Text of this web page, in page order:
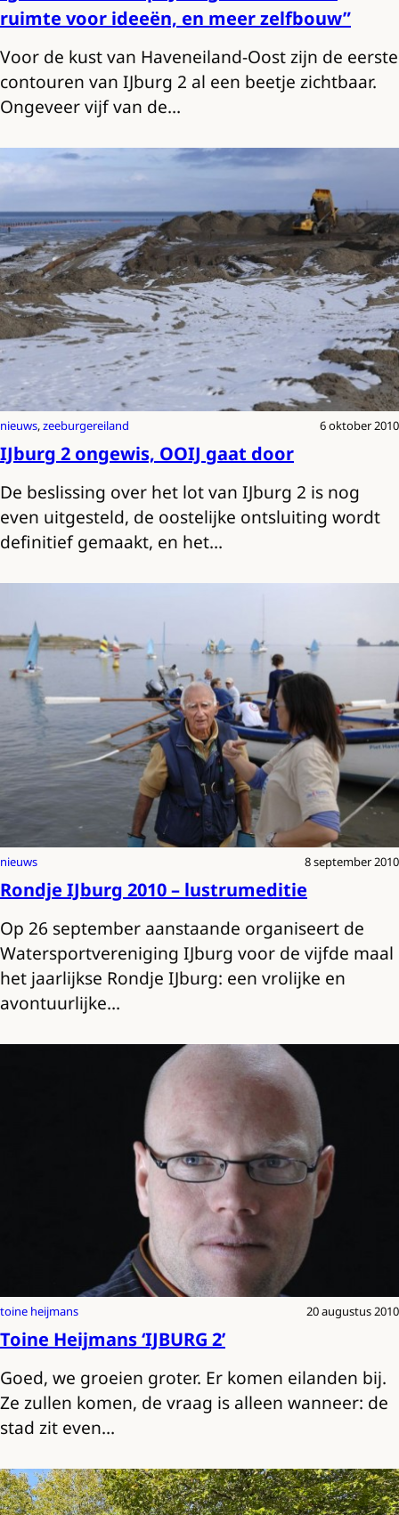
ruimte voor ideeën, en meer zelfbouw”
Voor de kust van Haveneiland-Oost zijn de eerste
contouren van IJburg 2 al een beetje zichtbaar.
Ongeveer vijf van de…
nieuws, zeeburgereiland 6 oktober 2010
IJburg 2 ongewis, OOIJ gaat door
De beslissing over het lot van IJburg 2 is nog
even uitgesteld, de oostelijke ontsluiting wordt
definitief gemaakt, en het…
nieuws 8 september 2010
Rondje IJburg 2010 – lustrumeditie
Op 26 september aanstaande organiseert de
Watersportvereniging IJburg voor de vijfde maal
het jaarlijkse Rondje IJburg: een vrolijke en
avontuurlijke…
toine heijmans 20 augustus 2010
Toine Heijmans ‘IJBURG 2’
Goed, we groeien groter. Er komen eilanden bij.
Ze zullen komen, de vraag is alleen wanneer: de
stad zit even…